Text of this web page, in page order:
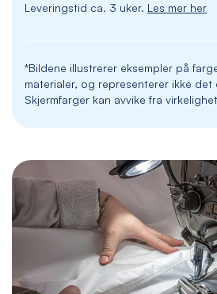
Leveringstid ca. 3 uker. Les mer her
*Bildene illustrerer eksempler på
materialer, og representerer ikke
Skjermfarger kan avvike fra